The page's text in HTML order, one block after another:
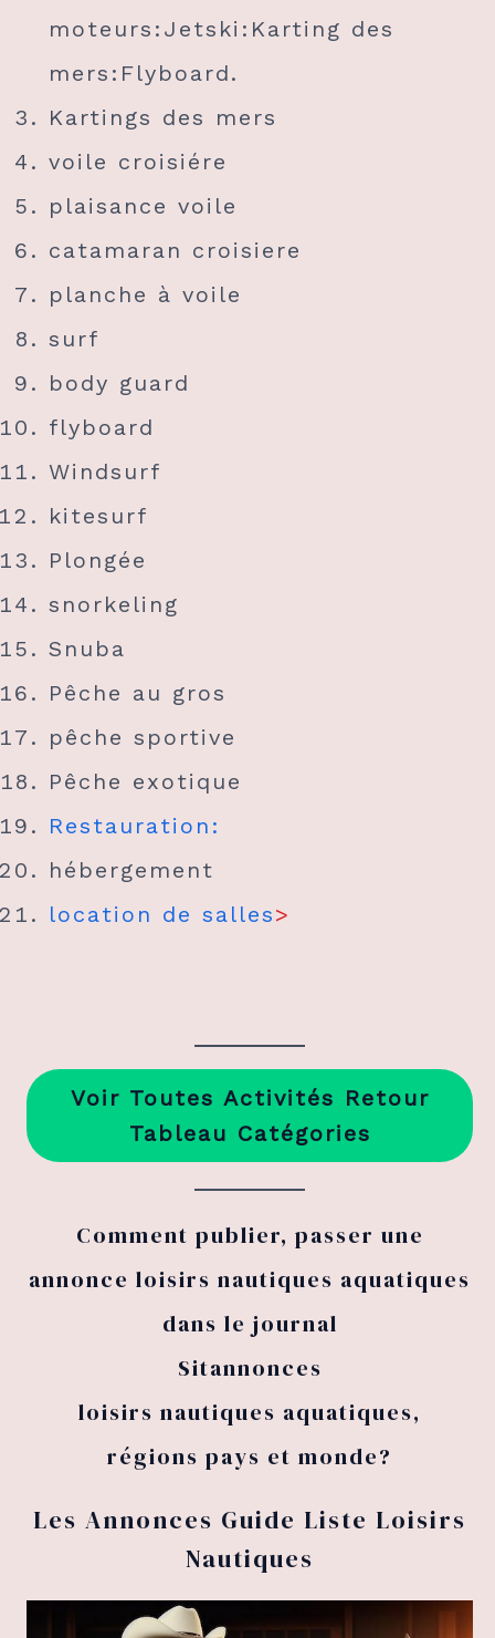
moteurs:Jetski:Karting des
mers:Flyboard.
Kartings des mers
voile croisiére
plaisance voile
catamaran croisiere
planche à voile
surf
body guard
flyboard
Windsurf
kitesurf
Plongée
snorkeling
Snuba
Pêche au gros
pêche sportive
Pêche exotique
Restauration:
hébergement
location de salles>
Voir Toutes Activités Retour
Tableau Catégories
Comment publier, passer une
annonce loisirs nautiques aquatiques
dans le journal
Sitannonces
loisirs nautiques aquatiques,
régions pays et monde?
Les Annonces Guide Liste Loisirs
Nautiques